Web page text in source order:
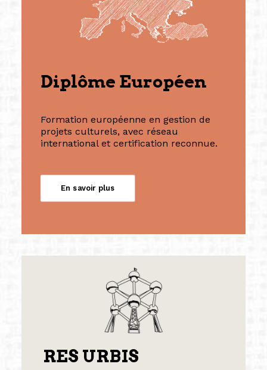
Diplôme Européen
Formation européenne en gestion de
projets culturels, avec réseau
international et certification reconnue.
En savoir plus
RES URBIS